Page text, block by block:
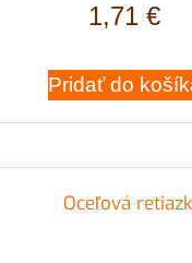
1,71 €
Pridať do